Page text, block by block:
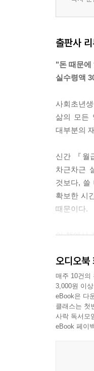
출판사
"돈 때문에
실수령액
사회초년
삶의 모든
대부분의
신간 『월
차근차근
것보다, 쓸
확보한 시
때문이다.
이 책에서
“읽고 덮는
이 책은 인
완벽하지
순간부터
오디오북
매주 10건의
3,000원 이
eBook은 다
클래스는 첫
사락 독서모
eBook 페이